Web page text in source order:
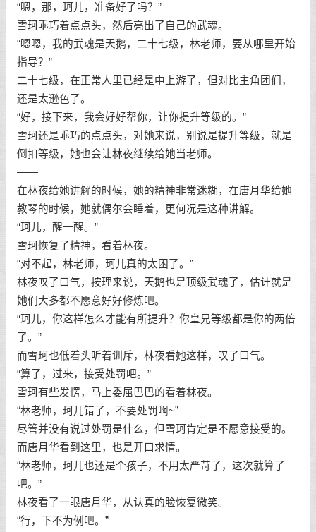
“嗯，那，珂儿，准备好了吗？”
雪珂乖巧着点点头，然后亮出了自己的武魂。
“嗯嗯，我的武魂是天鹅，二十七级，林老师，要从哪里开始
指导？”
二十七级，在正常人里已经是中上游了，但对比主角团们，
还是太逊色了。
“好，接下来，我会好好帮你，让你提升等级的。”
雪珂还是乖巧的点点头，对她来说，别说是提升等级，就是
倒扣等级，她也会让林夜继续给她当老师。
——
在林夜给她讲解的时候，她的精神非常迷糊，在唐月华给她
教琴的时候，她就偶尔会睡着，更何况是这种讲解。
“珂儿，醒一醒。”
雪珂恢复了精神，看着林夜。
“对不起，林老师，珂儿真的太困了。”
林夜叹了口气，按理来说，天鹅也是顶级武魂了，估计就是
她们大多都不愿意好好修炼吧。
“珂儿，你这样怎么才能有所提升？你皇兄等级都是你的两倍
了。”
而雪珂也低着头听着训斥，林夜看她这样，叹了口气。
“算了，过来，接受处罚吧。”
雪珂有些发愣，马上委屈巴巴的看着林夜。
“林老师，珂儿错了，不要处罚啊~”
尽管并没有说过处罚是什么，但雪珂肯定是不愿意接受的。
而唐月华看到这里，也是开口求情。
“林老师，珂儿也还是个孩子，不用太严苛了，这次就算了
吧。”
林夜看了一眼唐月华，从认真的脸恢复微笑。
“行，下不为例吧。”